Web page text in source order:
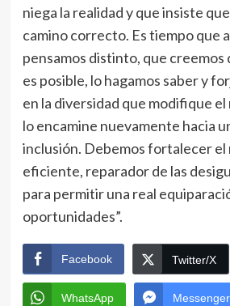
niega la realidad y que insiste
camino correcto. Es tiempo que
pensamos distinto, que creemos
es posible, lo hagamos saber y
en la diversidad que modifique el
lo encamine nuevamente hacia
inclusión. Debemos fortalecer el
eficiente, reparador de las
para permitir una real
oportunidades”.
Facebook Twitter/X
WhatsApp Messenger